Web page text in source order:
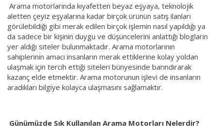
Arama motorlarında kıyafetten beyaz eşyaya, teknolojik
aletten çeyiz eşyalarına kadar birçok ürünün satış ilanları
görülebildiği gibi merak edilen birçok işlemin nasıl yapıldığı ya
da sadece bir kişinin duygu ve düşüncelerini anlattığı blogların
yer aldığı siteler bulunmaktadır. Arama motorlarının
sahiplerinin amacı insanların merak ettiklerine kolay yoldan
ulaşmak için tercih ettiği siteleri bünyesinde barındırarak
kazanç elde etmektir. Arama motorunun işlevi de insanların
aradıkları bilgiye kolayca ulaşmasını sağlamaktır.
Günümüzde Sık Kullanılan Arama Motorları Nelerdir?